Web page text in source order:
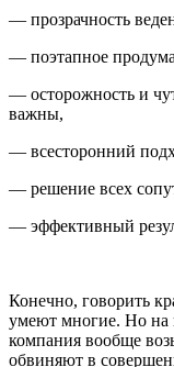
— прозрачность
— поэтапное
— осторожность и
важны,
— всесторонний
— решение всех
— эффективный
Конечно, говорить
умеют многие. Но на
компания вообще
обвиняют в